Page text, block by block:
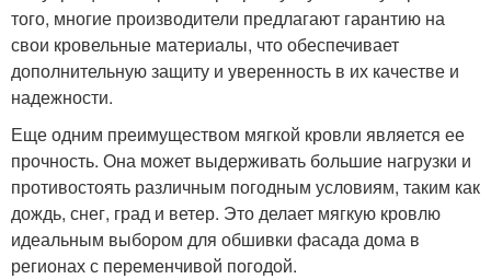
того, многие производители предлагают гарантию на
свои кровельные материалы, что обеспечивает
дополнительную защиту и уверенность в их качестве и
надежности.
Еще одним преимуществом мягкой кровли является ее
прочность. Она может выдерживать большие нагрузки и
противостоять различным погодным условиям, таким как
дождь, снег, град и ветер. Это делает мягкую кровлю
идеальным выбором для обшивки фасада дома в
регионах с переменчивой погодой.